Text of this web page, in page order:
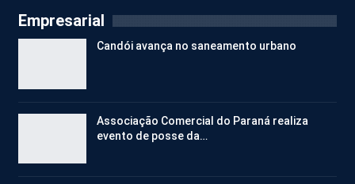
Empresarial
Candói avança no saneamento urbano
Associação Comercial do Paraná realiza
evento de posse da…